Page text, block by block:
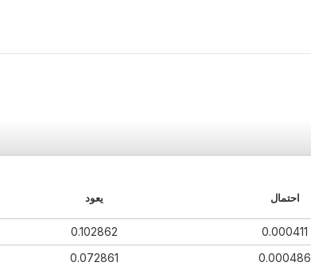
احتمال يعود
0.000411
0.102862
0.000486
0.072861